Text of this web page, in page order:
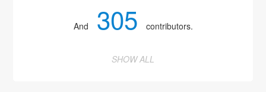
And 305 contributors.
SHOW ALL